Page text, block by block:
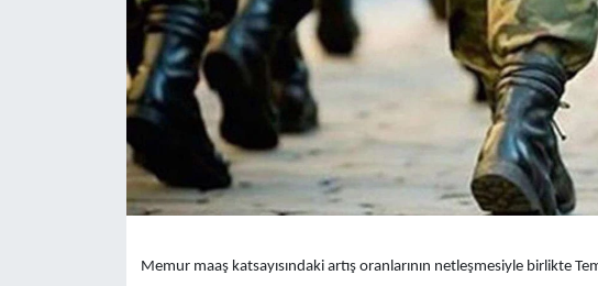
Memur maaş katsayısındaki artış oranlarının netleşmesiyle birlikte